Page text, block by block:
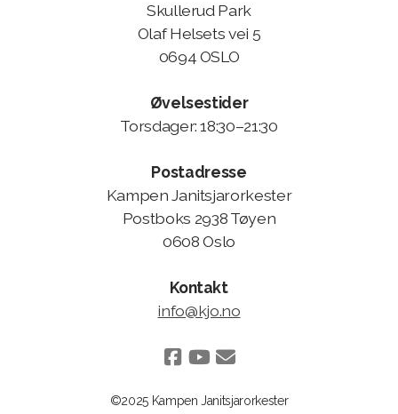
Skullerud Park
Olaf Helsets vei 5
0694 OSLO
Øvelsestider
Torsdager: 18:30–21:30
Postadresse
Kampen Janitsjarorkester
Postboks 2938 Tøyen
0608 Oslo
Kontakt
info@kjo.no
©2025 Kampen Janitsjarorkester